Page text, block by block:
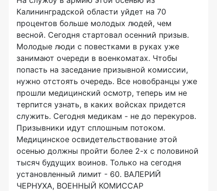
Калининградской области уйдет на 70
процентов больше молодых людей, чем
весной. Сегодня стартовал осенний призыв.
Молодые люди с повестками в руках уже
занимают очереди в военкоматах. Чтобы
попасть на заседание призывной комиссии,
нужно отстоять очередь. Все новобранцы уже
прошли медицинский осмотр, теперь им не
терпится узнать, в каких войсках придется
служить. Сегодня медикам - не до перекуров.
Призывники идут сплошным потоком.
Медицинское освидетельствование этой
осенью должны пройти более 2-х с половиной
тысяч будущих воинов. Только на сегодня
установленный лимит - 60. ВАЛЕРИЙ
ЧЕРНУХА, ВОЕННЫЙ КОМИССАР